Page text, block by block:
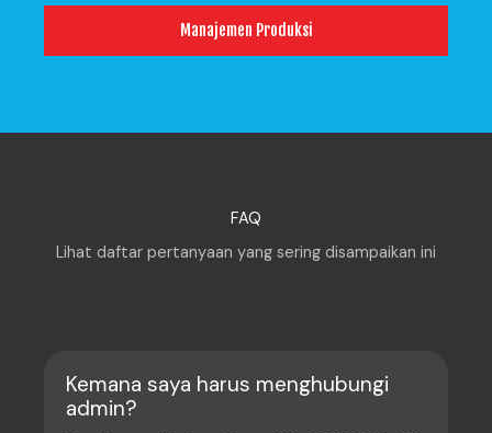
Manajemen Produksi
FAQ
Lihat daftar pertanyaan yang sering disampaikan ini
Kemana saya harus menghubungi
admin?